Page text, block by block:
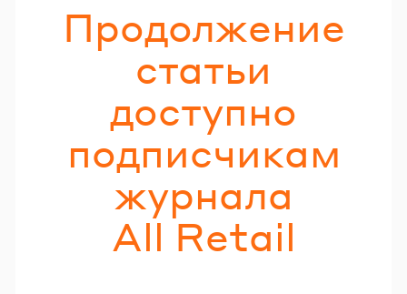
Продолжение
статьи
доступно
подписчикам
журнала
All Retail